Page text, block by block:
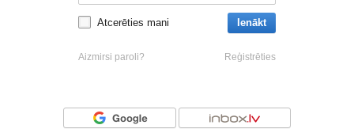
Atcerēties mani Ienākt
Aizmirsi paroli? Reģistrēties